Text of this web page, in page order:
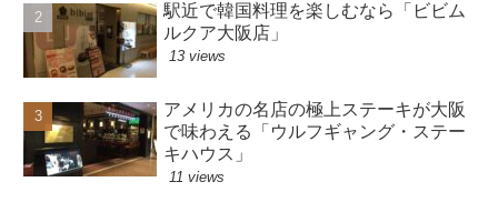
駅近で韓国料理を楽しむなら「ビビム
ルクア大阪店」
13 views
アメリカの名店の極上ステーキが大阪
で味わえる「ウルフギャング・ステー
キハウス」
11 views